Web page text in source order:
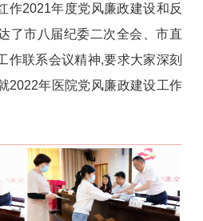
作2021年度党风廉政建设和反
了市八届纪委二次全会、市直
作联系会议精神,要求大家深刻
2022年医院党风廉政建设工作